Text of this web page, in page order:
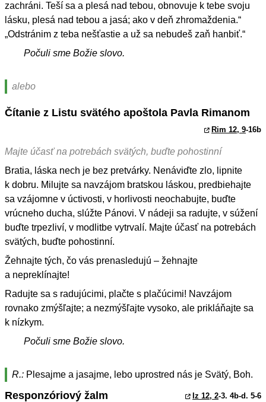
zachráni. Teší sa a plesá nad tebou, obnovuje k tebe svoju
lásku, plesá nad tebou a jasá; ako v deň zhromaždenia.“
„Odstránim z teba nešťastie a už sa nebudeš zaň hanbiť.“
Počuli sme Božie slovo.
alebo
Čítanie z Listu svätého apoštola Pavla Rimanom
Rim 12, 9-16b
Majte účasť na potrebách svätých, buďte pohostinní
Bratia, láska nech je bez pretvárky. Nenáviďte zlo, lipnite
k dobru. Milujte sa navzájom bratskou láskou, predbiehajte
sa vzájomne v úctivosti, v horlivosti neochabujte, buďte
vrúcneho ducha, slúžte Pánovi. V nádeji sa radujte, v súžení
buďte trpezliví, v modlitbe vytrvalí. Majte účasť na potrebách
svätých, buďte pohostinní.
Žehnajte tých, čo vás prenasledujú – žehnajte
a nepreklínajte!
Radujte sa s radujúcimi, plačte s plačúcimi! Navzájom
rovnako zmýšľajte; a nezmýšľajte vysoko, ale prikláňajte sa
k nízkym.
Počuli sme Božie slovo.
R.: Plesajme a jasajme, lebo uprostred nás je Svätý, Boh.
Responzóriový žalm Iz 12, 2-3. 4b-d. 5-6